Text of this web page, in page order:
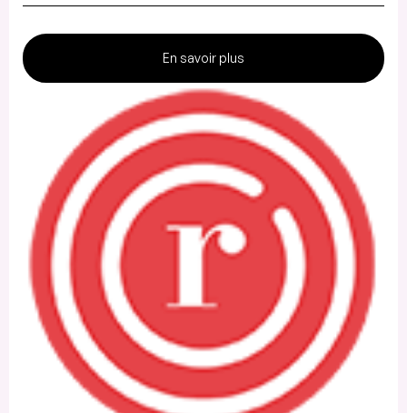
En savoir plus